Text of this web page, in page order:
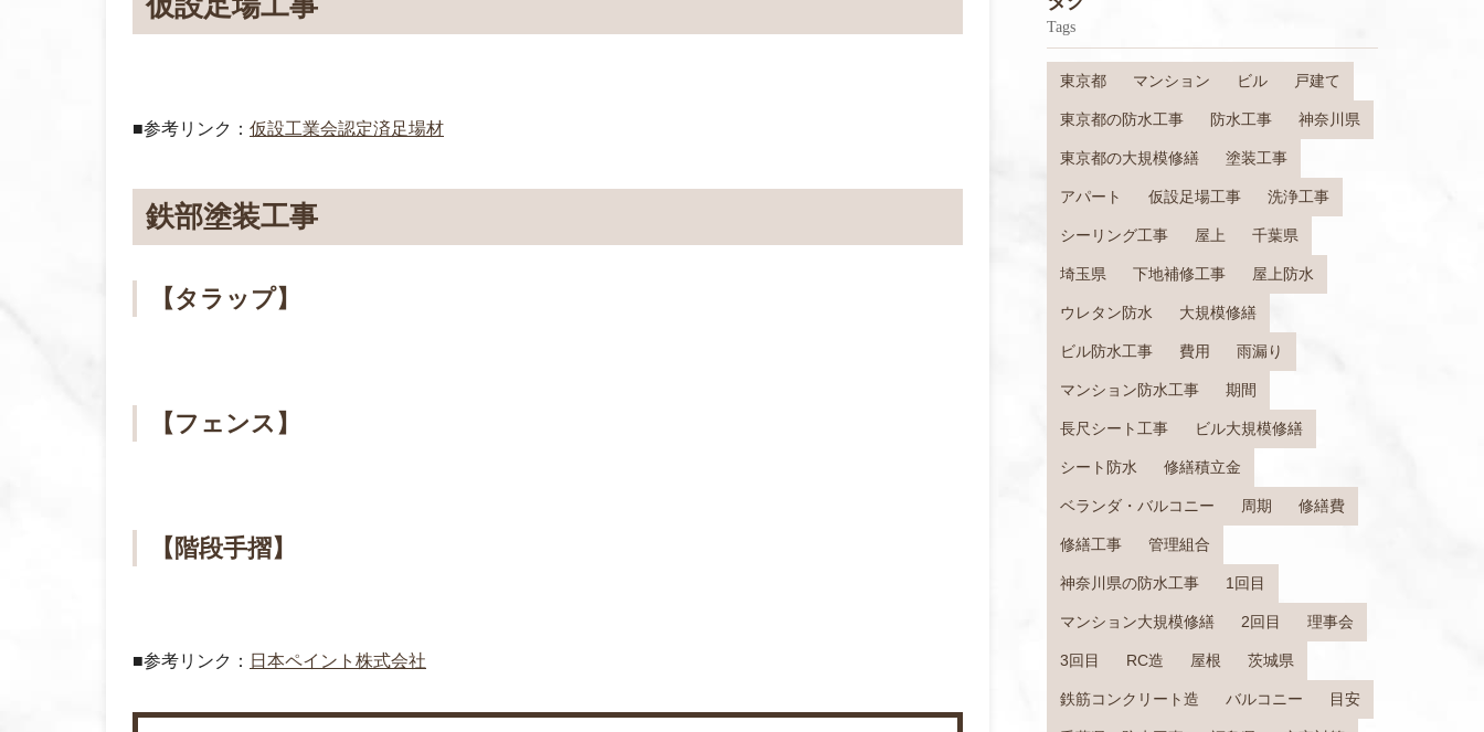
■参考リンク： 仮設工業会認定済足場材
鉄部塗装工事
【タラップ】
【フェンス】
【階段手摺】
■参考リンク： 日本ペイント株式会社
Tags
東京都 マンション ビル 戸建て
東京都の防水工事 防水工事 神奈川県
東京都の大規模修繕 塗装工事
アパート 仮設足場工事 洗浄工事
シーリング工事 屋上 千葉県
埼玉県 下地補修工事 屋上防水
ウレタン防水 大規模修繕
ビル防水工事 費用 雨漏り
マンション防水工事 期間
長尺シート工事 ビル大規模修繕
シート防水 修繕積立金
ベランダ・バルコニー 周期 修繕費
修繕工事 管理組合
神奈川県の防水工事 1回目
マンション大規模修繕 2回目 理事会
3回目 RC造 屋根 茨城県
鉄筋コンクリート造 バルコニー 目安